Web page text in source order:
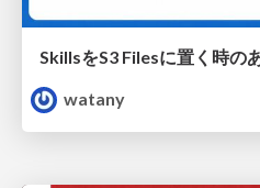
SkillsをS3 Filesに置く時の
watany